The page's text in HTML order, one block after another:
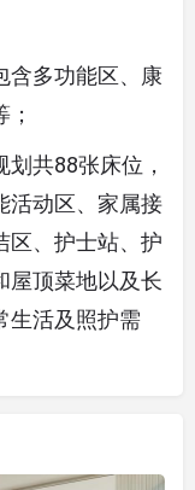
含多功能区、康
共88张床位，
活动区、家属接
区、护士站、护
屋顶菜地以及长
生活及照护需